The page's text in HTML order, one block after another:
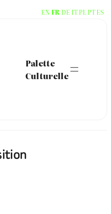
Palette
Culturelle
EN FR DE ITPL PTES